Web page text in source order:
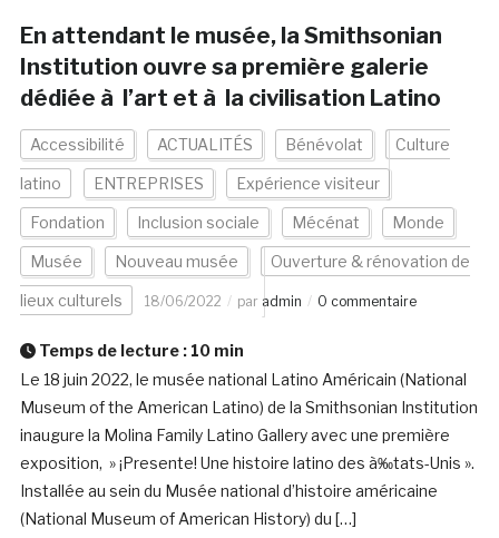
En attendant le musée, la Smithsonian
Institution ouvre sa première galerie
dédiée à l’art et à la civilisation Latino
Accessibilité ACTUALITÉS Bénévolat Culture
latino ENTREPRISES Expérience visiteur
Fondation Inclusion sociale Mécénat Monde
Musée Nouveau musée Ouverture & rénovation de
lieux culturels 18/06/2022 par admin 0 commentaire
Temps de lecture : 10 min
Le 18 juin 2022, le musée national Latino Américain (National
Museum of the American Latino) de la Smithsonian Institution
inaugure la Molina Family Latino Gallery avec une première
exposition, » ¡Presente! Une histoire latino des à‰tats-Unis ».
Installée au sein du Musée national d’histoire américaine
(National Museum of American History) du […]